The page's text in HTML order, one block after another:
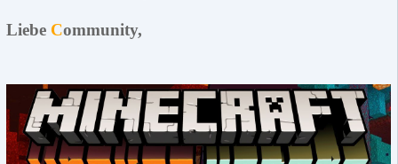
Liebe Community,